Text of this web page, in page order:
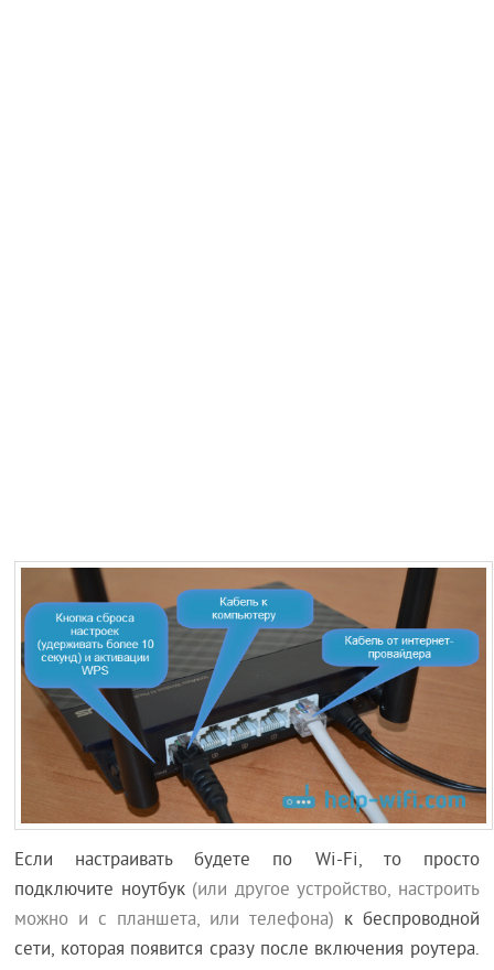
Если настраивать будете по Wi-Fi, то просто
подключите ноутбук (или другое устройство, настроить
можно и с планшета, или телефона) к беспроводной
сети, которая появится сразу после включения роутера.